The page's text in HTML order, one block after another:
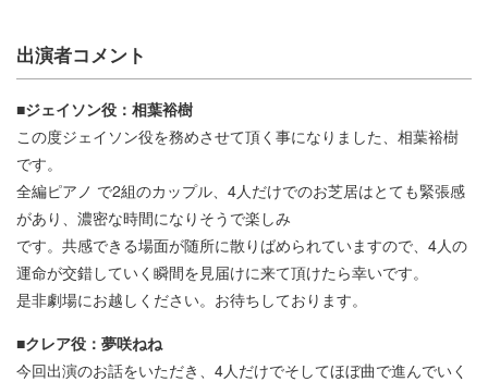
出演者コメント
■ジェイソン役：相葉裕樹
この度ジェイソン役を務めさせて頂く事になりました、相葉裕樹
です。
全編ピアノ で2組のカップル、4人だけでのお芝居はとても緊張感
があり、濃密な時間になりそうで楽しみ
です。共感できる場面が随所に散りばめられていますので、4人の
運命が交錯していく瞬間を見届けに来て頂けたら幸いです。
是非劇場にお越しください。お待ちしております。
■クレア役：夢咲ねね
今回出演のお話をいただき、4人だけでそしてほぼ曲で進んでいく